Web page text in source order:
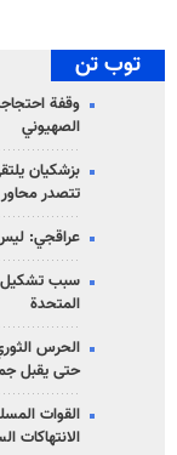
توب تن
وقفة
الصهیوني
بزشكيان
تتصدر محاور
عراقجي:
سبب تشكيل
المتحدة
الحرس
حتى يقبل
القوات
الانتهاكات